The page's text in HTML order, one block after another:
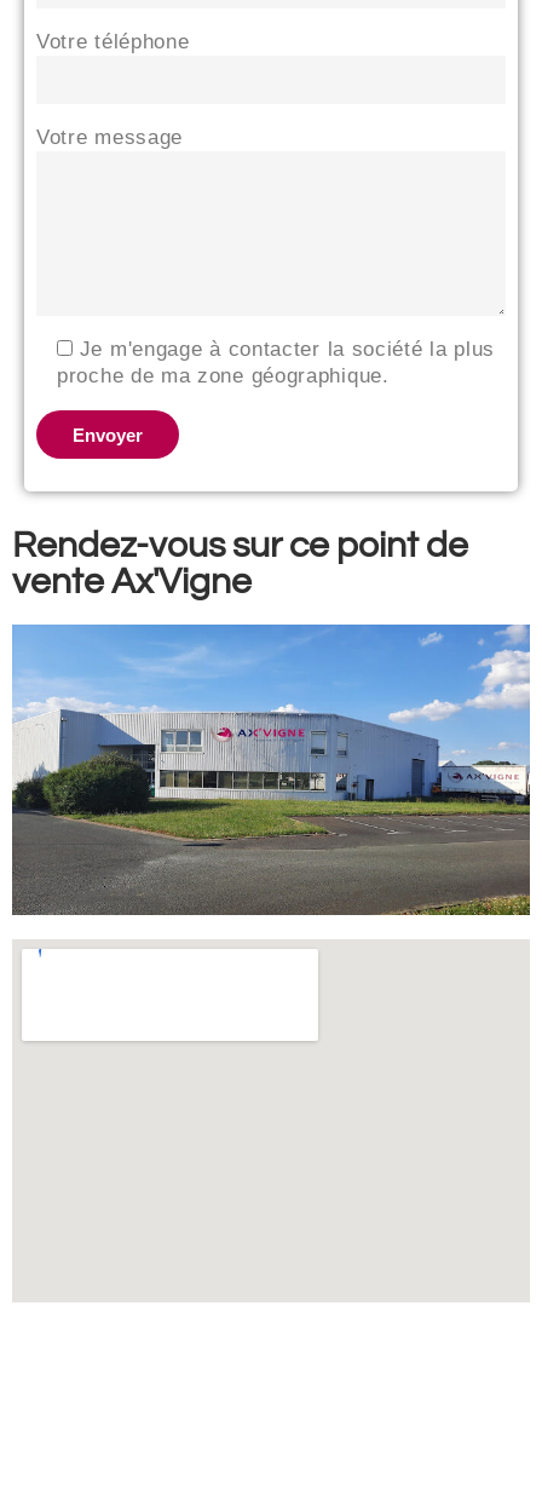
Votre téléphone
Votre message
Je m'engage à contacter la société la plus
proche de ma zone géographique.
Rendez-vous sur ce point de
vente Ax'Vigne